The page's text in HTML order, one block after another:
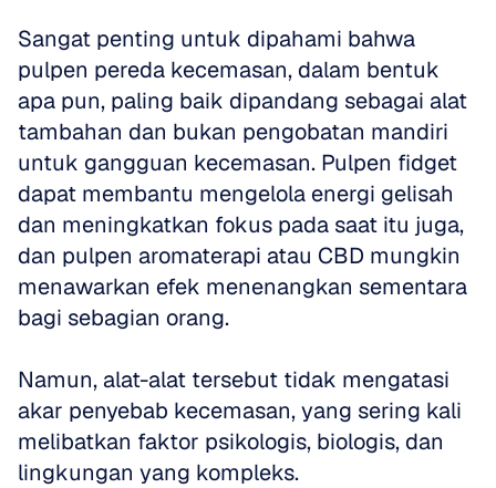
Sangat penting untuk dipahami bahwa
pulpen pereda kecemasan, dalam bentuk
apa pun, paling baik dipandang sebagai alat
tambahan dan bukan pengobatan mandiri
untuk gangguan kecemasan. Pulpen fidget
dapat membantu mengelola energi gelisah
dan meningkatkan fokus pada saat itu juga,
dan pulpen aromaterapi atau CBD mungkin
menawarkan efek menenangkan sementara
bagi sebagian orang.
Namun, alat-alat tersebut tidak mengatasi
akar penyebab kecemasan, yang sering kali
melibatkan faktor psikologis, biologis, dan
lingkungan yang kompleks.